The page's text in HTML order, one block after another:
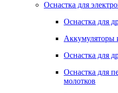
Оснастка для
Оснастка для
Аккумуляторы
Оснастка для
Оснастка для
молотков